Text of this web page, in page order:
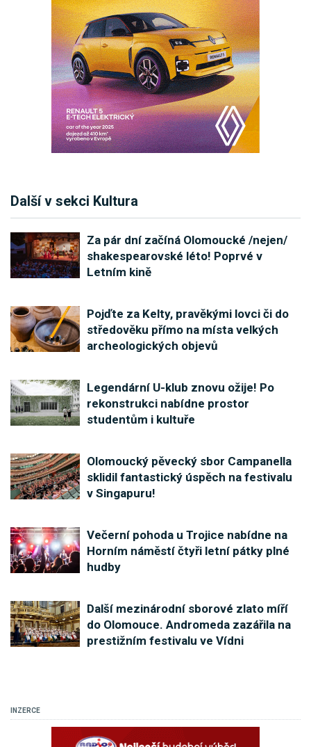
Další v sekci Kultura
Za pár dní začíná Olomoucké /nejen/
shakespearovské léto! Poprvé v
Letním kině
Pojďte za Kelty, pravěkými lovci či do
středověku přímo na místa velkých
archeologických objevů
Legendární U-klub znovu ožije! Po
rekonstrukci nabídne prostor
studentům i kultuře
Olomoucký pěvecký sbor Campanella
sklidil fantastický úspěch na festivalu
v Singapuru!
Večerní pohoda u Trojice nabídne na
Horním náměstí čtyři letní pátky plné
hudby
Další mezinárodní sborové zlato míří
do Olomouce. Andromeda zazářila na
prestižním festivalu ve Vídni
INZERCE